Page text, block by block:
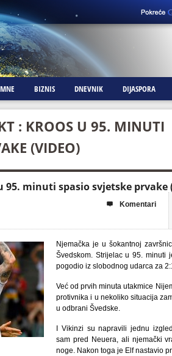
BIZNIS DNEVNIK DIJASPORA
: KROOS U 95. MINUTI
(VIDEO)
minuti spasio svjetske prvake
 Komentari
Njemačka je u šokantnoj
Švedskom. Strijelac u 95. minuti
pogodio iz slobodnog udarca za
Već od prvih minuta utakmice
protivnika i u nekoliko situacija
u odbrani Švedske.
I Vikinzi su napravili jednu
sam pred Neuera, ali njemački
noge. Nakon toga je Elf nastavio